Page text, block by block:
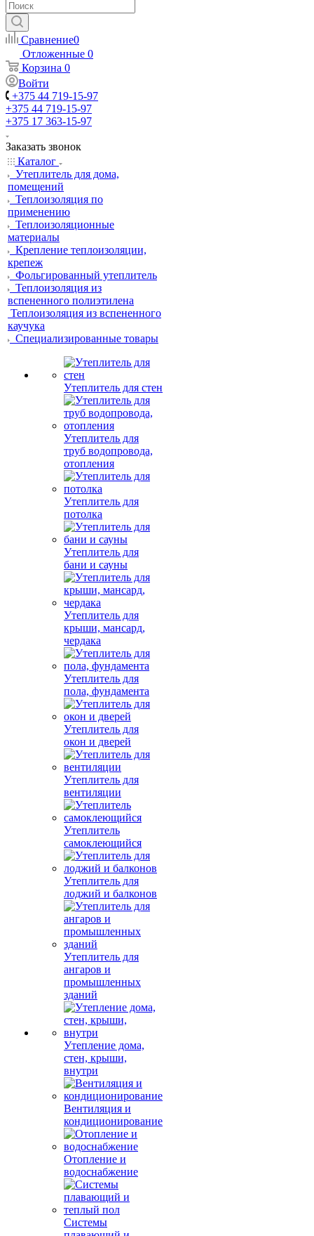
Сравнение0
Отложенные 0
Корзина 0
Войти
+375 44 719-15-97
+375 44 719-15-97
+375 17 363-15-97
Заказать звонок
Каталог
Утеплитель для дома,
помещений
Теплоизоляция по
применению
Теплоизоляционные
материалы
Крепление теплоизоляции,
крепеж
Фольгированный утеплитель
Теплоизоляция из
вспененного полиэтилена
Теплоизоляция из вспененного
каучука
Специализированные товары
Утеплитель для стен
Утеплитель для
труб водопровода,
отопления
Утеплитель для
потолка
Утеплитель для
бани и сауны
Утеплитель для
крыши, мансард,
чердака
Утеплитель для
пола, фундамента
Утеплитель для
окон и дверей
Утеплитель для
вентиляции
Утеплитель
самоклеющийся
Утеплитель для
лоджий и балконов
Утеплитель для
ангаров и
промышленных
зданий
Утепление дома,
стен, крыши,
внутри
Вентиляция и
кондиционирование
Отопление и
водоснабжение
Системы